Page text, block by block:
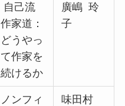
自己流
作家道：
どうやっ
て作家を
続けるか
廣嶋 玲
子
ノンフィ
味田村